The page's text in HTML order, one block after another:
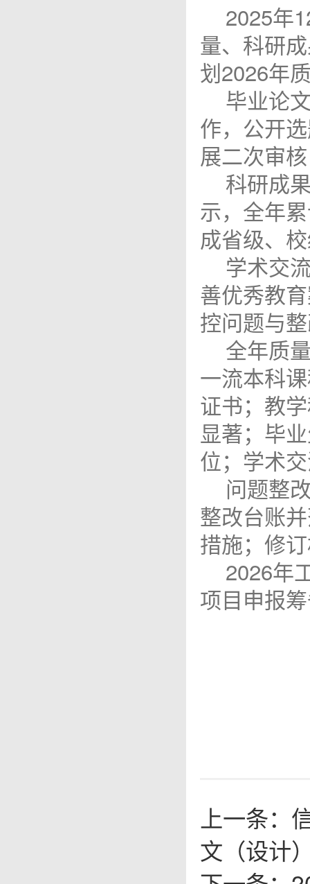
2025年
量、科研
划2026年
毕业论
作，公开
展二次审
科研成
示，全年
成省级、
学术交
善优秀教
控问题与
全年质
一流本科
证书；教
显著；毕
位；学术
问题整
整改台账
措施；修
2026年
项目申报
上一条：
文（设计